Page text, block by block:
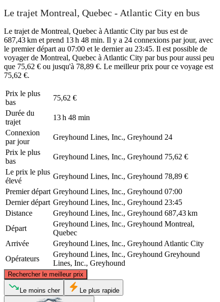
Le trajet Montreal, Quebec - Atlantic City en bus
Le trajet de Montreal, Quebec à Atlantic City par bus est de
687,43 km et prend 13 h 48 min. Il y a 24 connexions par jour, avec
le premier départ au 07:00 et le dernier au 23:45. Il est possible de
voyager de Montreal, Quebec à Atlantic City par bus pour aussi peu
que 75,62 € ou jusqu'à 78,89 €. Le meilleur prix pour ce voyage est
75,62 €.
Prix ​​le plus
bas
75,62 €
Durée du
trajet
13 h 48 min
Connexion
par jour
Greyhound Lines, Inc., Greyhound 24
Prix ​​le plus
bas
Greyhound Lines, Inc., Greyhound 75,62 €
Le prix le plus
élevé
Greyhound Lines, Inc., Greyhound 78,89 €
Premier départ Greyhound Lines, Inc., Greyhound 07:00
Dernier départ Greyhound Lines, Inc., Greyhound 23:45
Distance
Greyhound Lines, Inc., Greyhound 687,43 km
Départ
Greyhound Lines, Inc., Greyhound Montreal,
Quebec
Arrivée
Greyhound Lines, Inc., Greyhound Atlantic City
Opérateurs
Greyhound Lines, Inc., Greyhound Greyhound
Lines, Inc., Greyhound
Rechercher le meilleur prix
Montreal
©CARTO
Le moins cher Le plus rapide